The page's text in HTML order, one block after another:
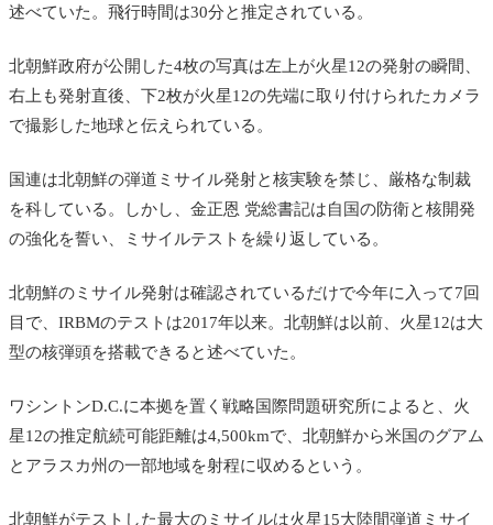
述べていた。飛行時間は30分と推定されている。
北朝鮮政府が公開した4枚の写真は左上が火星12の発射の瞬間、
右上も発射直後、下2枚が火星12の先端に取り付けられたカメラ
で撮影した地球と伝えられている。
国連は北朝鮮の弾道ミサイル発射と核実験を禁じ、厳格な制裁
を科している。しかし、金正恩 党総書記は自国の防衛と核開発
の強化を誓い、ミサイルテストを繰り返している。
北朝鮮のミサイル発射は確認されているだけで今年に入って7回
目で、IRBMのテストは2017年以来。北朝鮮は以前、火星12は大
型の核弾頭を搭載できると述べていた。
ワシントンD.C.に本拠を置く戦略国際問題研究所によると、火
星12の推定航続可能距離は4,500kmで、北朝鮮から米国のグアム
とアラスカ州の一部地域を射程に収めるという。
北朝鮮がテストした最大のミサイルは火星15大陸間弾道ミサイ